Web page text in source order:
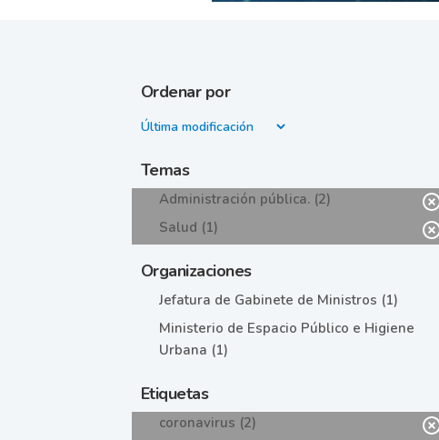
Ordenar por
Temas
Administración pública. (2)
Salud (1)
Organizaciones
Jefatura de Gabinete de Ministros (1)
Ministerio de Espacio Público e Higiene
Urbana (1)
Etiquetas
coronavirus (2)